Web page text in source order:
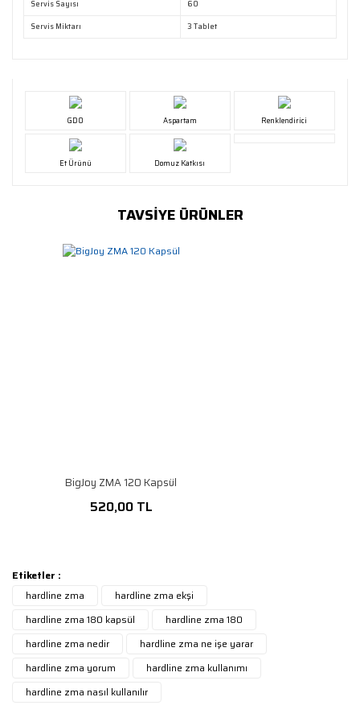
Servis Sayısı
60
Servis Miktarı
3 Tablet
GDO Aspartam Renklendirici
Et Ürünü Domuz Katkısı
TAVSİYE ÜRÜNLER
BigJoy ZMA 120 Kapsül
520,00 TL
Etiketler :
hardline zma
hardline zma ekşi
hardline zma 180 kapsül
hardline zma 180
hardline zma nedir
hardline zma ne işe yarar
hardline zma yorum
hardline zma kullanımı
hardline zma nasıl kullanılır